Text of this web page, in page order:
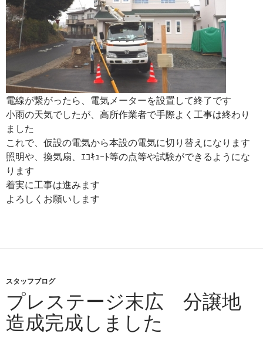
電線が繋がったら、電気メーターを設置して終了です
小雨の天気でしたが、高所作業者で手際よく工事は終わり
ました
これで、仮設の電気から本設の電気に切り替えになります
照明や、換気扇、ｴｺｷｭｰﾄ等の点等や試験ができるようにな
ります
着実に工事は進みます
よろしくお願いします
スタッフブログ
プレステージ末広 分譲地
造成完成しました